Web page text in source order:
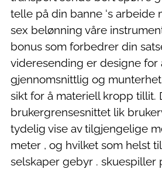
telle på din banne ‘s arbeide
sex belønning våre
bonus som forbedrer din
videresending er designe for
gjennomsnittlig og
sikt for å materiell kropp tillit.
brukergrensesnittet lik
tydelig vise ​​av tilgjengelige
meter , og hvilket som helst
selskaper gebyr . skuespiller